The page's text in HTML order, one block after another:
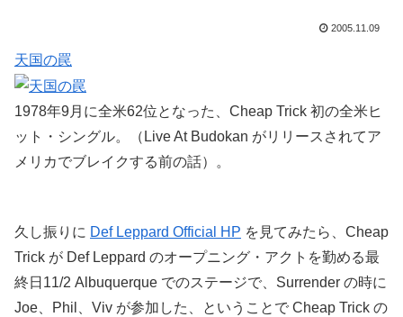
2005.11.09
天国の罠
1978年9月に全米62位となった、Cheap Trick 初の全米ヒ
ット・シングル。（Live At Budokan がリリースされてア
メリカでブレイクする前の話）。
久し振りに Def Leppard Official HP を見てみたら、Cheap
Trick が Def Leppard のオープニング・アクトを勤める最
終日11/2 Albuquerque でのステージで、Surrender の時に
Joe、Phil、Viv が参加した、ということで Cheap Trick の